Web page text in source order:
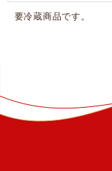
要冷蔵商品です。